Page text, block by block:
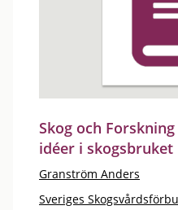
Skog och
idéer i skogsbruket
Granström Anders
Sveriges